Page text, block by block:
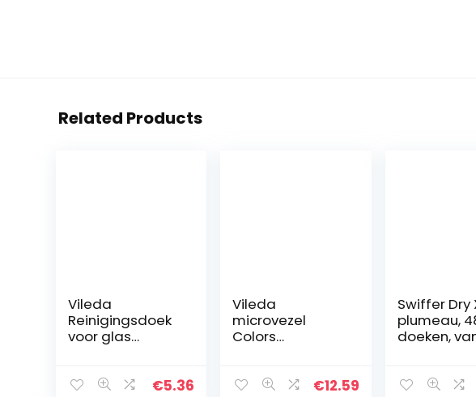
Related Products
Vileda
Reinigingsdoek
voor glas
€5.36
Vileda
microvezel
Colors
megapack, 100%
€12.59
Swiffer Dry
plumeau,
doeken,